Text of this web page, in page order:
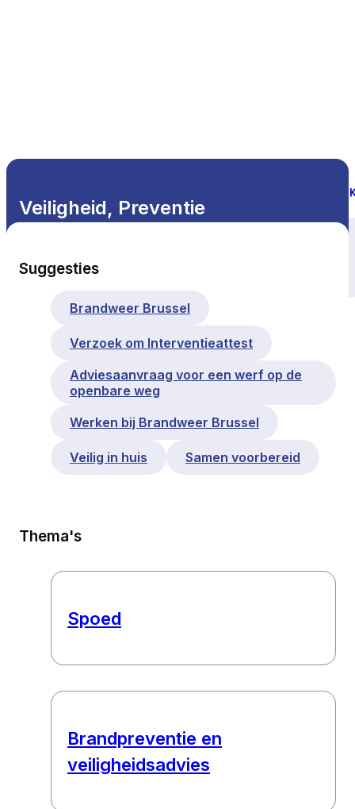
Veiligheid, Preventie
Suggesties
Brandweer Brussel
Verzoek om Interventieattest
Adviesaanvraag voor een werf op de
openbare weg
Werken bij Brandweer Brussel
Veilig in huis Samen voorbereid
Thema's
Spoed
Brandpreventie en
veiligheidsadvies